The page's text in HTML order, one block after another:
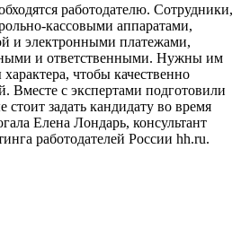
работодателю. Сотрудники,
кассовыми аппаратами,
и электронными платежами,
и ответственными. Нужны им
чтобы качественно
Вместе с экспертами подготовили
стоит задать кандидату во время
Елена Лондарь, консультант
работодателей России hh.ru.